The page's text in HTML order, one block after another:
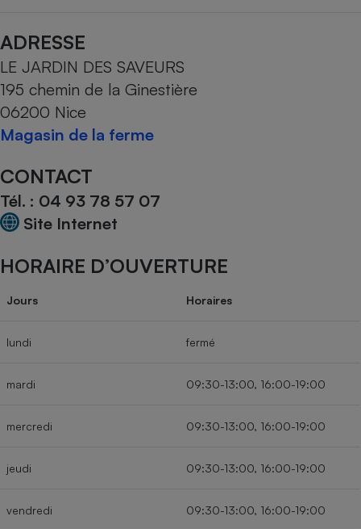
ADRESSE
LE JARDIN DES SAVEURS
195 chemin de la Ginestière
06200 Nice
Magasin de la ferme
CONTACT
Tél. : 04 93 78 57 07
Site Internet
HORAIRE D’OUVERTURE
Jours Horaires
lundi fermé
mardi 09:30-13:00, 16:00-19:00
mercredi 09:30-13:00, 16:00-19:00
jeudi 09:30-13:00, 16:00-19:00
vendredi 09:30-13:00, 16:00-19:00